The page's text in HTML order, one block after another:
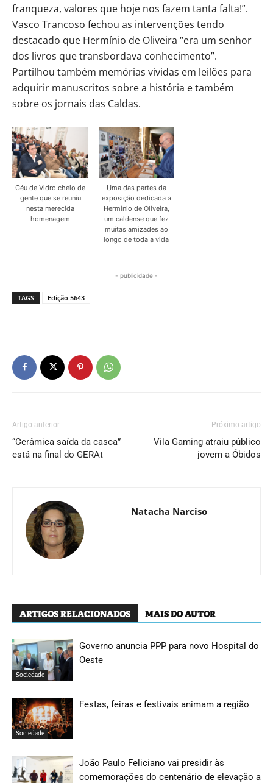
franqueza, valores que hoje nos fazem tanta falta!”.
Vasco Trancoso fechou as intervenções tendo
destacado que Hermínio de Oliveira “era um senhor
dos livros que transbordava conhecimento”.
Partilhou também memórias vividas em leilões para
adquirir manuscritos sobre a história e também
sobre os jornais das Caldas.
Céu de Vidro cheio de
gente que se reuniu
nesta merecida
homenagem
Uma das partes da
exposição dedicada a
Hermínio de Oliveira,
um caldense que fez
muitas amizades ao
longo de toda a vida
- publicidade -
TAGS Edição 5643
Artigo anterior
“Cerâmica saída da casca”
está na final do GERAt
Próximo artigo
Vila Gaming atraiu público
jovem a Óbidos
Natacha Narciso
ARTIGOS RELACIONADOS MAIS DO AUTOR
Sociedade
Governo anuncia PPP para novo Hospital do
Oeste
Sociedade
Festas, feiras e festivais animam a região
João Paulo Feliciano vai presidir às
comemorações do centenário de elevação a